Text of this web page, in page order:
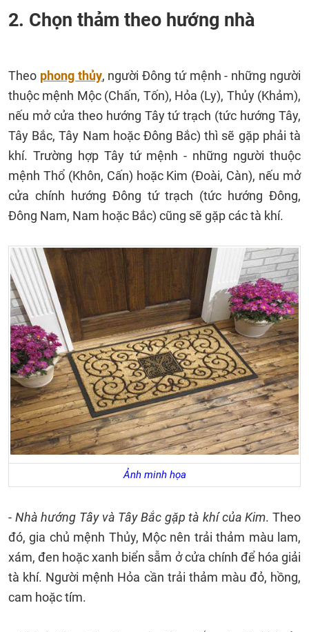
2. Chọn thảm theo hướng nhà
Theo phong thủy, người Đông tứ mệnh - những người
thuộc mệnh Mộc (Chấn, Tốn), Hỏa (Ly), Thủy (Khảm),
nếu mở cửa theo hướng Tây tứ trạch (tức hướng Tây,
Tây Bắc, Tây Nam hoặc Đông Bắc) thì sẽ gặp phải tà
khí. Trường hợp Tây tứ mệnh - những người thuộc
mệnh Thổ (Khôn, Cấn) hoặc Kim (Đoài, Càn), nếu mở
cửa chính hướng Đông tứ trạch (tức hướng Đông,
Đông Nam, Nam hoặc Bắc) cũng sẽ gặp các tà khí.
Ảnh minh họa
- Nhà hướng Tây và Tây Bắc gặp tà khí của Kim. Theo
đó, gia chủ mệnh Thủy, Mộc nên trải thảm màu lam,
xám, đen hoặc xanh biển sẫm ở cửa chính để hóa giải
tà khí. Người mệnh Hỏa cần trải thảm màu đỏ, hồng,
cam hoặc tím.